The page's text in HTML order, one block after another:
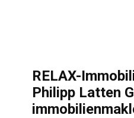
RELAX-
Philipp Latten